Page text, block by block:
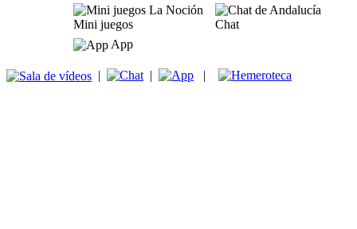
Mini juegos
Chat
App
| | |